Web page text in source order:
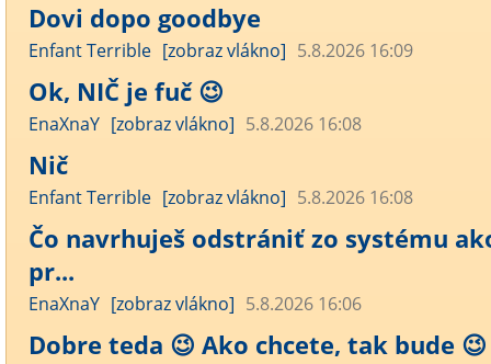
Dovi dopo goodbye
Enfant Terrible [zobraz vlákno] 5.8.2026 16:09
Ok, NIČ je fuč 😉
EnaXnaY [zobraz vlákno] 5.8.2026 16:08
Nič
Enfant Terrible [zobraz vlákno] 5.8.2026 16:08
Čo navrhuješ odstrániť zo systému
pr...
EnaXnaY [zobraz vlákno] 5.8.2026 16:06
Dobre teda 😉 Ako chcete, tak bude 😉